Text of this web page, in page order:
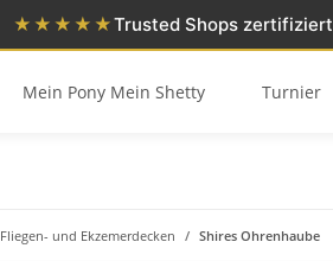
★★★★★Trusted Shops zertifiziert
Mein Pony Mein Shetty Turnier
Fliegen- und Ekzemerdecken Shires Ohrenhaube